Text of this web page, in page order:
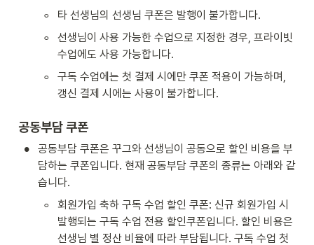
◦ 타 선생님의 선생님 쿠폰은 발행이 불가합니다.
◦
선생님이 사용 가능한 수업으로 지정한 경우, 프라이빗
수업에도 사용 가능합니다.
◦
구독 수업에는 첫 결제 시에만 쿠폰 적용이 가능하며,
갱신 결제 시에는 사용이 불가합니다.
공동부담 쿠폰
•
공동부담 쿠폰은 꾸그와 선생님이 공동으로 할인 비용을 부
담하는 쿠폰입니다. 현재 공동부담 쿠폰의 종류는 아래와 같
습니다.
◦
회원가입 축하 구독 수업 할인 쿠폰: 신규 회원가입 시
발행되는 구독 수업 전용 할인쿠폰입니다. 할인 비용은
선생님 별 정산 비율에 따라 부담됩니다. 구독 수업 첫